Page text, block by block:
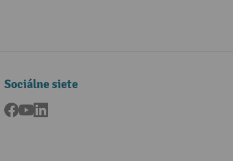
Sociálne siete
Facebook
YouTube